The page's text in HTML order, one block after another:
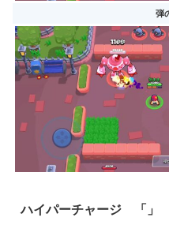
弾
ハイパーチャージ 「」